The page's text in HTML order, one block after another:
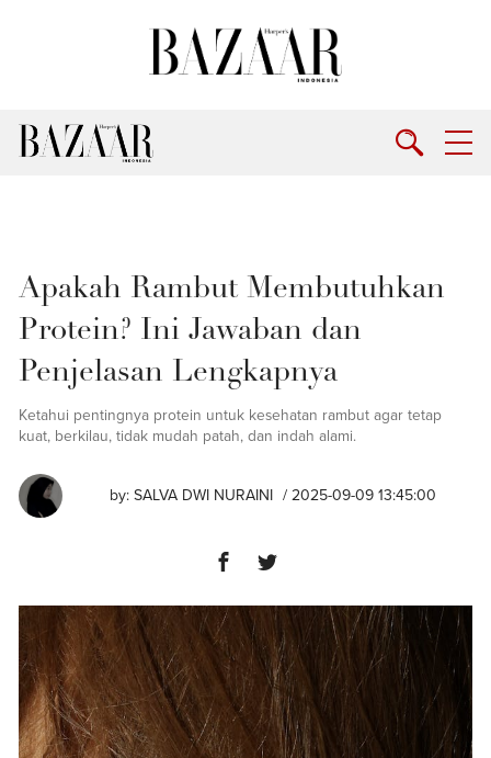
Apakah Rambut Membutuhkan
Protein? Ini Jawaban dan
Penjelasan Lengkapnya
Ketahui pentingnya protein untuk kesehatan rambut agar tetap
kuat, berkilau, tidak mudah patah, dan indah alami.
by: ⁠SALVA DWI NURAINI / 2025-09-09 13:45:00